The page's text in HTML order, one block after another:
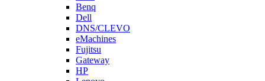
Benq
Dell
DNS/CLEVO
eMachines
Fujitsu
Gateway
HP